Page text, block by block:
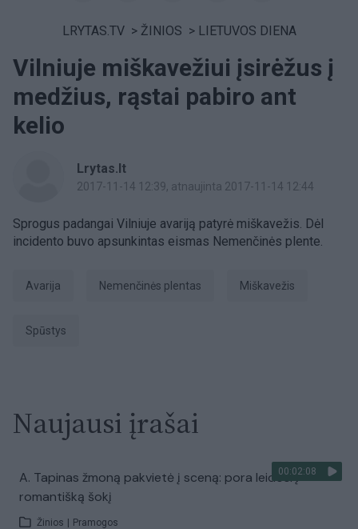
LRYTAS.TV > ŽINIOS > LIETUVOS DIENA
Vilniuje miškavežiui įsirėžus į
medžius, rąstai pabiro ant
kelio
Lrytas.lt
2017-11-14 12:39, atnaujinta 2017-11-14 12:44
Sprogus padangai Vilniuje avariją patyrė miškavežis. Dėl
incidento buvo apsunkintas eismas Nemenčinės plente.
avarija Nemenčinės plentas miškavežis
spūstys
Naujausi įrašai
00:02:08
A. Tapinas žmoną pakvietė į sceną: pora leidosi į
romantišką šokį
Žinios Pramogos